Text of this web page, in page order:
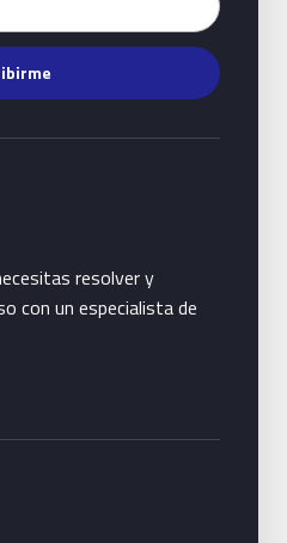
resolver y
con un especialista de